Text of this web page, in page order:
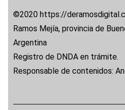
©2020 https://
Ramos Mejía, provincia de
Argentina
Registro de DNDA en trámite.
Responsable de contenidos: